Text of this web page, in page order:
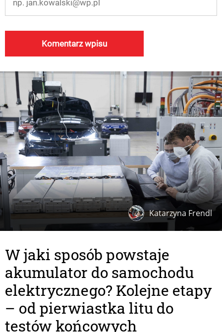
Katarzyna Frendl
W jaki sposób powstaje
akumulator do samochodu
elektrycznego? Kolejne etapy
– od pierwiastka litu do
testów końcowych